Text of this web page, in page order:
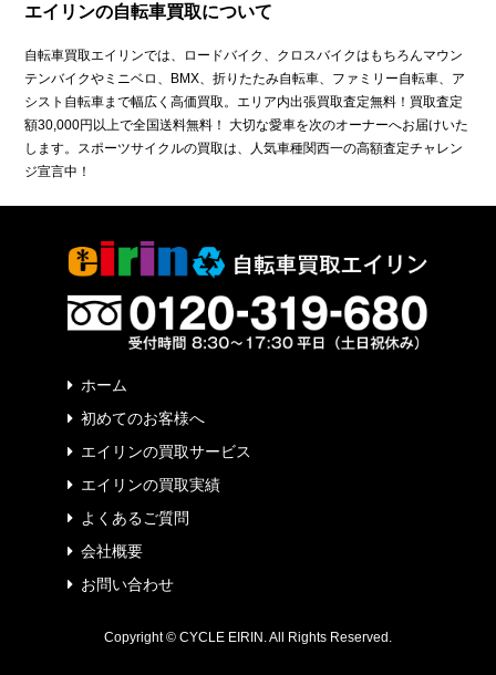
エイリンの自転車買取について
自転車買取エイリンでは、ロードバイク、クロスバイクはもちろんマウン
テンバイクやミニベロ、BMX、折りたたみ自転車、ファミリー自転車、ア
シスト自転車まで幅広く高価買取。エリア内出張買取査定無料！買取査定
額30,000円以上で全国送料無料！ 大切な愛車を次のオーナーへお届けいた
します。スポーツサイクルの買取は、人気車種関西一の高額査定チャレン
ジ宣言中！
ホーム
初めてのお客様へ
エイリンの買取サービス
エイリンの買取実績
よくあるご質問
会社概要
お問い合わせ
Copyright © CYCLE EIRIN. All Rights Reserved.